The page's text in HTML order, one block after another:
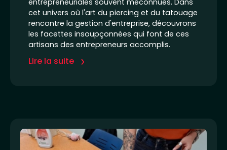
entrepreneuriales souvent méconnues. Dans
cet univers où l'art du piercing et du tatouage
rencontre la gestion d'entreprise, découvrons
les facettes insoupçonnées qui font de ces
artisans des entrepreneurs accomplis.
Lire la suite